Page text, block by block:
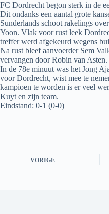
FC Dordrecht begon sterk in de
Dit ondanks een aantal grote
Sunderlands schoot rakelings
Yoon. Vlak voor rust leek
treffer werd afgekeurd wegens
Na rust bleef aanvoerder Sem
vervangen door Robin van Asten.
In de 78e minuut was het Jong
voor Dordrecht, wist mee te
kampioen te worden is er veel
Kuyt en zijn team.
Eindstand: 0-1 (0-0)
VORIGE